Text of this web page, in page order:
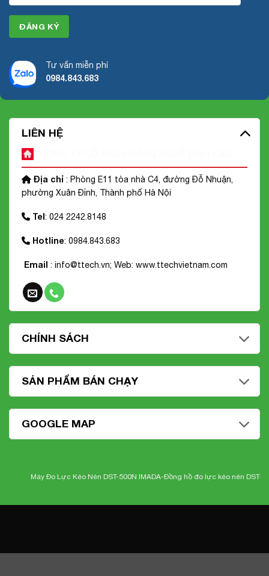
Tư vấn miễn phí
0984.843.683
LIÊN HỆ
Địa chỉ : Phòng E11 tòa nhà C4, đường Đỗ Nhuận,
phường Xuân Đỉnh, Thành phố Hà Nội
Tel: 024 2242.8148
Hotline: 0984.843.683
Email : info@ttech.vn; Web: www.ttechvietnam.com
CHÍNH SÁCH
SẢN PHẨM BÁN CHẠY
GOOGLE MAP
Máy Đo Lực Kéo Nén DST-500N IMADA-Đồng hồ đo lực kéo nén DST-